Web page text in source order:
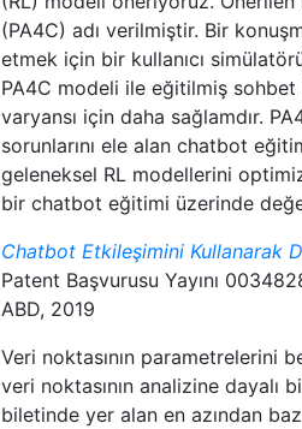
(PA4C) adı verilmiştir. Bir
etmek için bir kullanıcı
PA4C modeli ile eğitilmiş sohbet
varyansı için daha sağlamdır.
sorunlarını ele alan chatbot
geleneksel RL modellerini
bir chatbot eğitimi üzerinde
Chatbot Etkileşimini Kullanarak
Patent Başvurusu Yayını
ABD, 2019
Veri noktasının parametrelerini
veri noktasının analizine dayalı
biletinde yer alan en azından